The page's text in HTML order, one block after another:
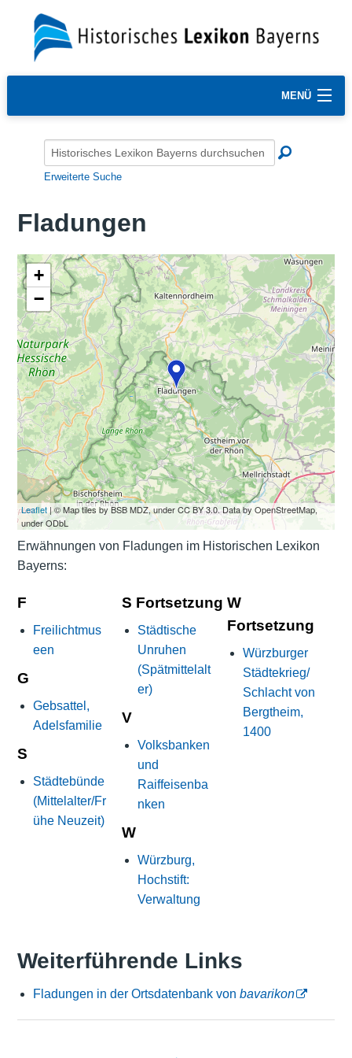
MENÜ
Erweiterte Suche
Fladungen
+
−
Leaflet| © Map tiles by BSB MDZ, under CC BY 3.0. Data by OpenStreetMap,
under ODbL
Erwähnungen von Fladungen im Historischen Lexikon
Bayerns:
F
Freilichtmus
een
G
Gebsattel,
Adelsfamilie
S
Städtebünde
(Mittelalter/Fr
ühe Neuzeit)
S Fortsetzung
Städtische
Unruhen
(Spätmittelalt
er)
V
Volksbanken
und
Raiffeisenba
nken
W
Würzburg,
Hochstift:
Verwaltung
W
Fortsetzung
Würzburger
Städtekrieg/
Schlacht von
Bergtheim,
1400
Weiterführende Links
Fladungen in der Ortsdatenbank von bavarikon